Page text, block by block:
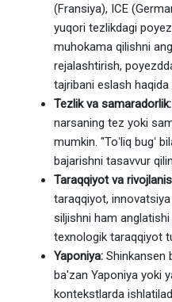
(Fransiya), ICE
yuqori tezlikdagi
muhokama qilishni
rejalashtirish,
tajribani eslash haqida
Tezlik va samaradorlik:
narsaning tez yoki
mumkin. "Toʻliq bugʻ
bajarishni tasavvur
Taraqqiyot va
taraqqiyot,
siljishni ham
texnologik taraqqiyot
Yaponiya: Shinkansen
ba'zan Yaponiya yoki
kontekstlarda